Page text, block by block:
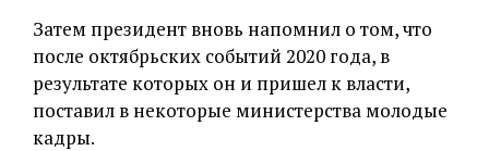
Затем президент вновь напомнил о том, что
после октябрьских событий 2020 года, в
результате которых он и пришел к власти,
поставил в некоторые министерства молодые
кадры.